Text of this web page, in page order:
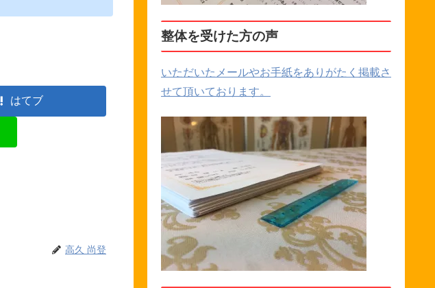
はてブ
高久 尚登
整体を受けた方の声
いただいたメールやお手紙をありがたく掲載さ
せて頂いております。